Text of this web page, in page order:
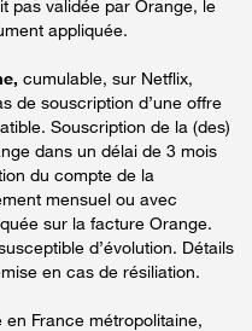
pas validée par Orange, le
appliquée.
cumulable, sur Netflix,
de souscription d’une offre
Souscription de la (des)
dans un délai de 3 mois
du compte de la
mensuel ou avec
sur la facture Orange.
d’évolution. Détails
en cas de résiliation.
en France métropolitaine,